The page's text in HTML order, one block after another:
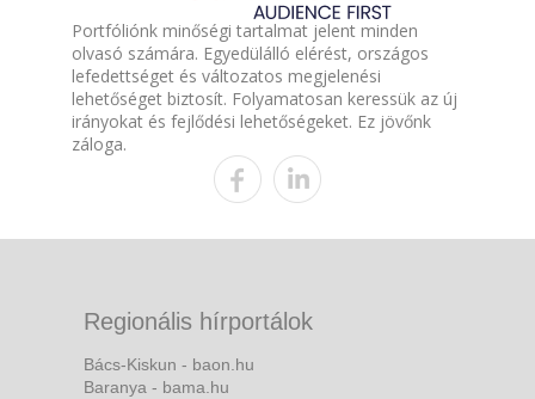
Portfóliónk minőségi tartalmat jelent minden
olvasó számára. Egyedülálló elérést, országos
lefedettséget és változatos megjelenési
lehetőséget biztosít. Folyamatosan keressük az új
irányokat és fejlődési lehetőségeket. Ez jövőnk
záloga.
Regionális hírportálok
Bács-Kiskun - baon.hu
Baranya - bama.hu